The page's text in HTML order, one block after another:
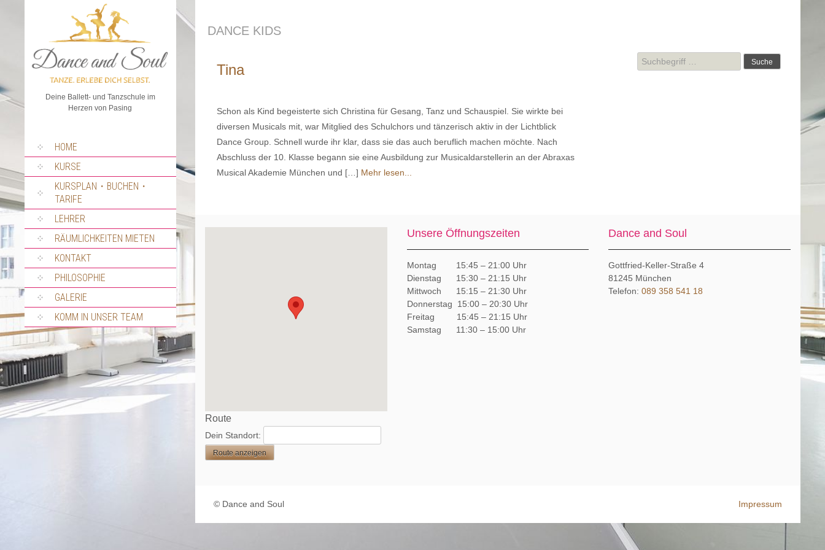
Deine Ballett- und Tanzschule im
Herzen von Pasing
SPRUNG
ZUM
INHALT
HOME
KURSE
KURSPLAN・BUCHEN・
TARIFE
LEHRER
RÄUMLICHKEITEN MIETEN
KONTAKT
PHILOSOPHIE
GALERIE
KOMM IN UNSER TEAM
DANCE KIDS
Tina
Schon als Kind begeisterte sich Christina für Gesang, Tanz und Schauspiel. Sie wirkte bei
diversen Musicals mit, war Mitglied des Schulchors und tänzerisch aktiv in der Lichtblick
Dance Group. Schnell wurde ihr klar, dass sie das auch beruflich machen möchte. Nach
Abschluss der 10. Klasse begann sie eine Ausbildung zur Musicaldarstellerin an der Abraxas
Musical Akademie München und […] Mehr lesen...
Suche
nach:
Route
Dein Standort:
Unsere Öffnungszeiten
Montag 15:45 – 21:00 Uhr
Dienstag 15:30 – 21:15 Uhr
Mittwoch 15:15 – 21:30 Uhr
Donnerstag 15:00 – 20:30 Uhr
Freitag 15:45 – 21:15 Uhr
Samstag 11:30 – 15:00 Uhr
Dance and Soul
Gottfried-Keller-Straße 4
81245 München
Telefon:089 358 541 18
© Dance and Soul Impressum